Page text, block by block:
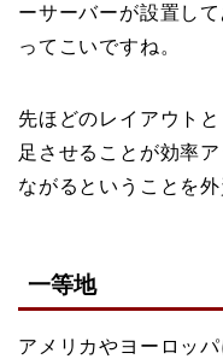
ーサーバーが設置し
ってこいですね。
先ほどのレイアウト
足させることが効率
ながるということを
一等地
アメリカやヨーロッ